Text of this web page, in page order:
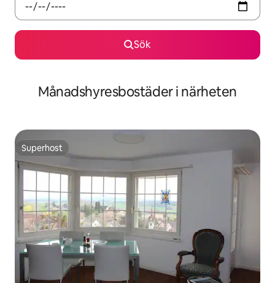
Sök
Månadshyresbostäder i närheten
Superhost
Superhost